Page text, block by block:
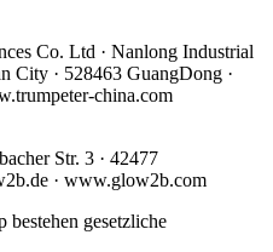
Co. Ltd · Nanlong Industrial
City · 528463 GuangDong ·
china.com
Str. 3 · 42477
· www.glow2b.com
bestehen gesetzliche